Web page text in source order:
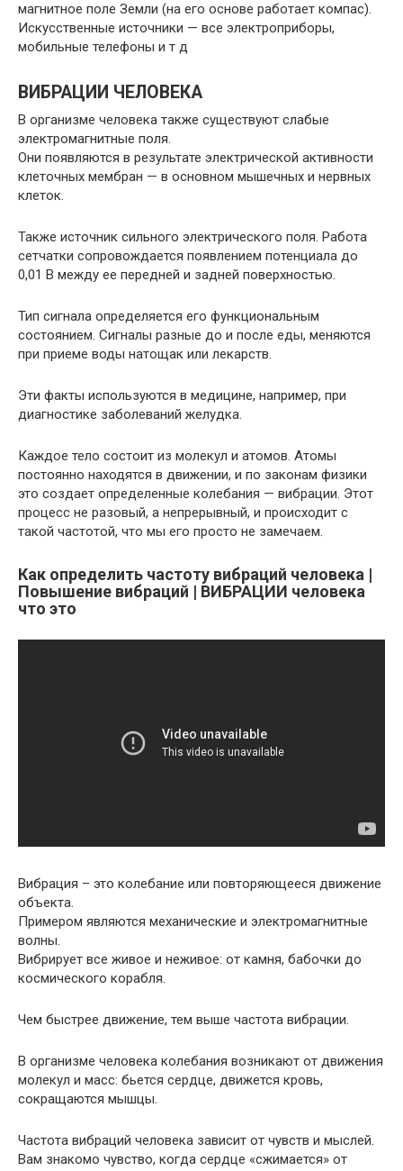
магнитное поле Земли (на его основе работает компас).
Искусственные источники — все электроприборы,
мобильные телефоны и т д
ВИБРАЦИИ ЧЕЛОВЕКА
В организме человека также существуют слабые
электромагнитные поля.
Они появляются в результате электрической активности
клеточных мембран — в основном мышечных и нервных
клеток.
Также источник сильного электрического поля. Работа
сетчатки сопровождается появлением потенциала до
0,01 В между ее передней и задней поверхностью.
Тип сигнала определяется его функциональным
состоянием. Сигналы разные до и после еды, меняются
при приеме воды натощак или лекарств.
Эти факты используются в медицине, например, при
диагностике заболеваний желудка.
Каждое тело состоит из молекул и атомов. Атомы
постоянно находятся в движении, и по законам физики
это создает определенные колебания — вибрации. Этот
процесс не разовый, а непрерывный, и происходит с
такой частотой, что мы его просто не замечаем.
Как определить частоту вибраций человека |
Повышение вибраций | ВИБРАЦИИ человека
что это
Вибрация – это колебание или повторяющееся движение
объекта.
Примером являются механические и электромагнитные
волны.
Вибрирует все живое и неживое: от камня, бабочки до
космического корабля.
Чем быстрее движение, тем выше частота вибрации.
В организме человека колебания возникают от движения
молекул и масс: бьется сердце, движется кровь,
сокращаются мышцы.
Частота вибраций человека зависит от чувств и мыслей.
Вам знакомо чувство, когда сердце «сжимается» от